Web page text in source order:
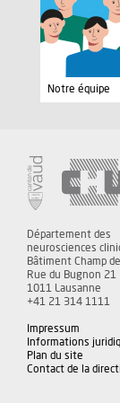
Notre équipe
Département des
neurosciences
Bâtiment Champ
Rue du Bugnon 21
1011 Lausanne
+41 21 314 1111
Impressum
Informations
Plan du site
Contact de la